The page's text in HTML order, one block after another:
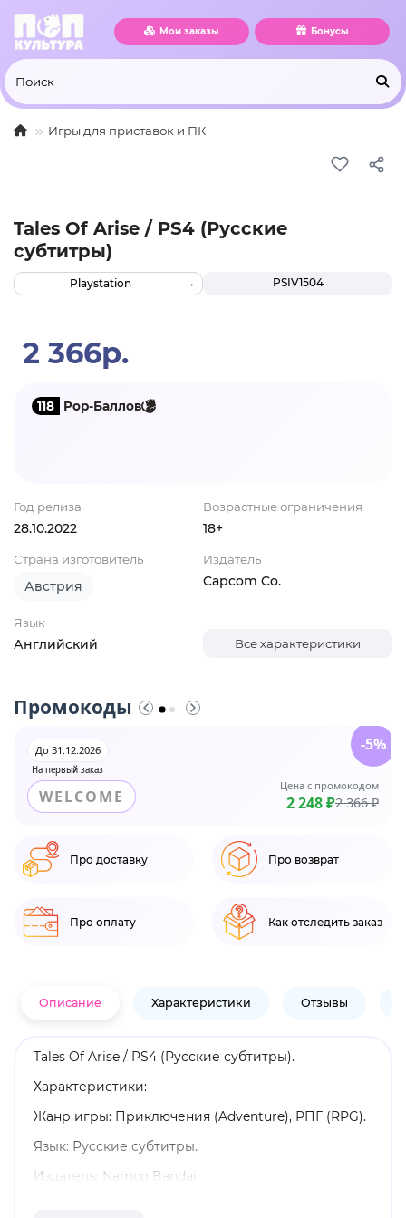
Мои заказы Бонусы
Игры для приставок и ПК
Tales Of Arise / PS4 (Русские
субтитры)
PSIV1504
Playstation
2 366р.
118 Pop-Баллов
Год релиза
28.10.2022
Возрастные ограничения
18+
Страна изготовитель
Австрия
Издатель
Capcom Co.
Язык
Английский Все характеристики
Промокоды
На первый заказ
До 31.12.2026
WELCOME
Цена с промокодом
2 248 ₽2 366 ₽
-5%
Про доставку Про возврат
Про оплату Как отследить заказ
Описание Характеристики Отзывы
Tales Of Arise / PS4 (Русские субтитры).
Характеристики:
Жанр игры: Приключения (Adventure), РПГ (RPG).
Язык: Русские субтитры.
Издатель: Namco Bandai.